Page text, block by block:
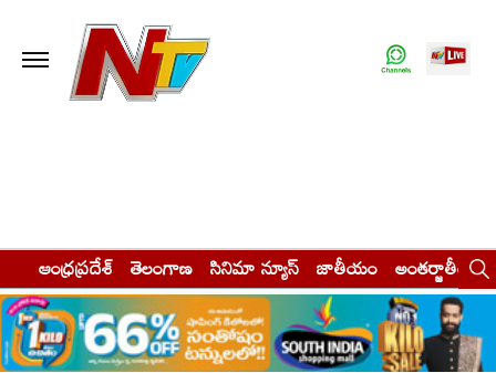
ఆంధ్రప్రదేశ్ తెలంగాణ సినిమా న్యూస్ జాతీయం అంతర్జాతీయం